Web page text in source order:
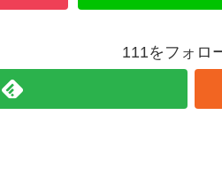
111をフォロ